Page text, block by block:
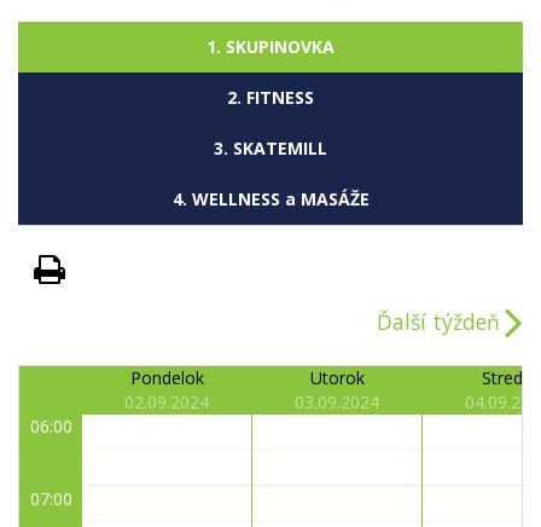
1. SKUPINOVKA
2. FITNESS
3. SKATEMILL
4. WELLNESS a MASÁŽE
Ďalší týždeň
Pondelok
02.09.2024
Utorok
03.09.2024
Streda
06:00
07:00